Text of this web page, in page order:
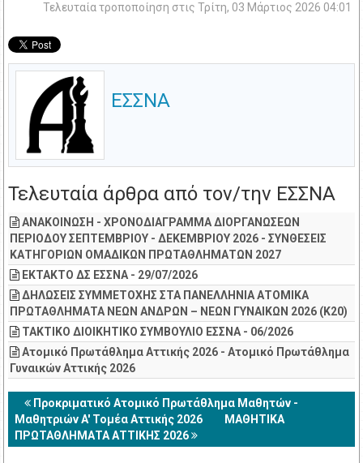
Τελευταία τροποποίηση στις Τρίτη, 03 Μάρτιος 2026 04:01
ΕΣΣΝΑ
Τελευταία άρθρα από τον/την ΕΣΣΝΑ
ΑΝΑΚΟΙΝΩΣΗ - ΧΡΟΝΟΔΙΑΓΡΑΜΜΑ ΔΙΟΡΓΑΝΩΣΕΩΝ
ΠΕΡΙΟΔΟΥ ΣΕΠΤΕΜΒΡΙΟΥ - ΔΕΚΕΜΒΡΙΟΥ 2026 - ΣΥΝΘΕΣΕΙΣ
ΚΑΤΗΓΟΡΙΩΝ ΟΜΑΔΙΚΩΝ ΠΡΩΤΑΘΛΗΜΑΤΩΝ 2027
ΕΚΤΑΚΤΟ ΔΣ ΕΣΣΝΑ - 29/07/2026
ΔΗΛΩΣΕΙΣ ΣΥΜΜΕΤΟΧΗΣ ΣΤΑ ΠΑΝΕΛΛΗΝΙΑ ΑΤΟΜΙΚΑ
ΠΡΩΤΑΘΛΗΜΑΤΑ ΝΕΩΝ ΑΝΔΡΩΝ – ΝΕΩΝ ΓΥΝΑΙΚΩΝ 2026 (Κ20)
ΤΑΚΤΙΚΟ ΔΙΟΙΚΗΤΙΚΟ ΣΥΜΒΟΥΛΙΟ ΕΣΣΝΑ - 06/2026
Ατομικό Πρωτάθλημα Αττικής 2026 - Ατομικό Πρωτάθλημα
Γυναικών Αττικής 2026
Προκριματικό Ατομικό Πρωτάθλημα Μαθητών -
Μαθητριών A' Τομέα Αττικής 2026
ΜΑΘΗΤΙΚΑ
ΠΡΩΤΑΘΛΗΜΑΤΑ ΑΤΤΙΚΗΣ 2026